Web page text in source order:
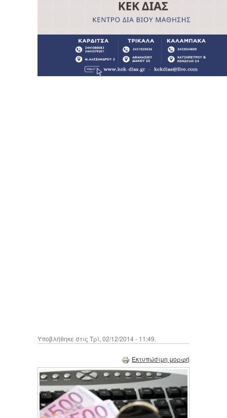
Υποβλήθηκε στις Τρί, 02/12/2014 - 11:49.
Εκτυπώσιμη μορφή